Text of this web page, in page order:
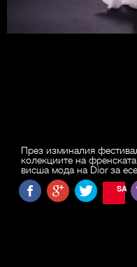
През изминалия
колекциите на
висша мода на Dior за
SAVE